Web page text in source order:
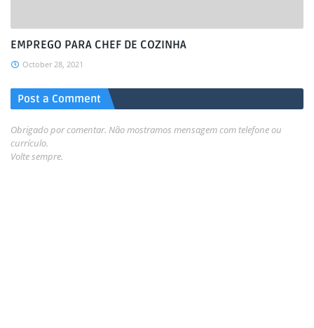
EMPREGO PARA CHEF DE COZINHA
October 28, 2021
Post a Comment
Obrigado por comentar. Não mostramos mensagem com telefone ou
currículo.
Volte sempre.